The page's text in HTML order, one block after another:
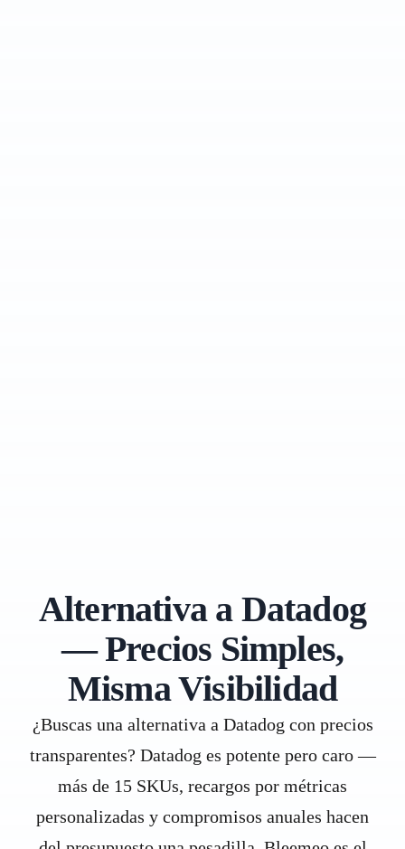
Alternativa a Datadog
— Precios Simples,
Misma Visibilidad
¿Buscas una alternativa a Datadog con precios
transparentes? Datadog es potente pero caro —
más de 15 SKUs, recargos por métricas
personalizadas y compromisos anuales hacen